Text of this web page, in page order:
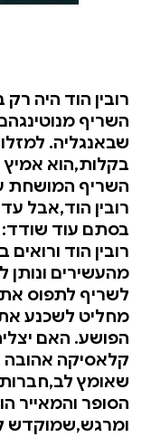
השריף
שבאנגליה.
בקלות,הוא
השריף המושחת
רובין הוד,אבל
בסתם עוד שודד:
רובין הוד
מהעשירים ונותן
לשריף לתפוס
מחליט לשכנע
הפושע. האם
קלאסיקה אהובה
שאומץ לב,חברות
הסופר והמאייר
ומרגש,שמוקדש